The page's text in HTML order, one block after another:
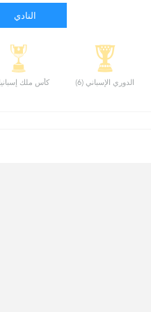
النادي
الدوري الإسباني (6) كأس ملك إسبانيا